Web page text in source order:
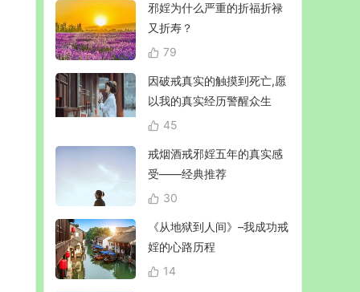
邪婬为什么严重的折福折禄
又折寿？
79
因破戒真实的触摸到死亡,愿
以我的真实经历警醒众生
45
戒烟酒戒邪婬五年的真实感
受——经典推荐
30
《从地狱到人间》–我成功戒
婬的心路历程
14